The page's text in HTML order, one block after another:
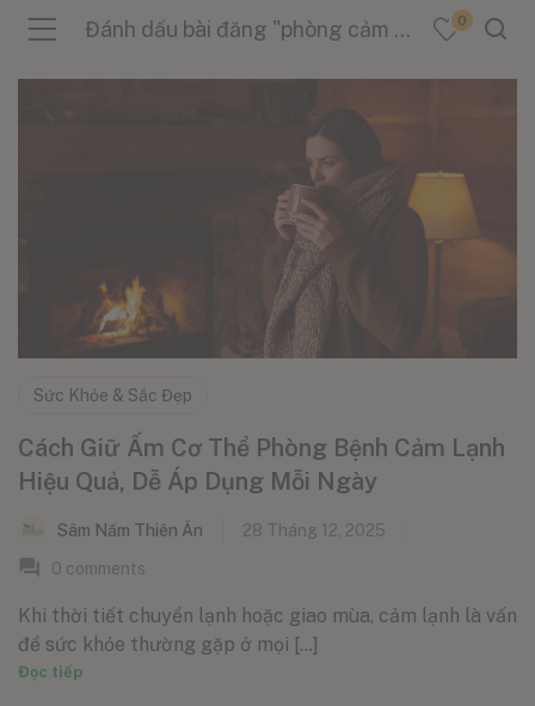
(Tin Tức )
Đánh dấu bài đăng "phòng cảm lạnh" 0
Sức Khỏe & Sắc Đẹp
Cách Giữ Ấm Cơ Thể Phòng Bệnh Cảm Lạnh
Hiệu Quả, Dễ Áp Dụng Mỗi Ngày
Sâm Nấm Thiên Ân
28 Tháng 12, 2025
0 comments
Khi thời tiết chuyển lạnh hoặc giao mùa, cảm lạnh là vấn
đề sức khỏe thường gặp ở mọi [...]
Đọc tiếp